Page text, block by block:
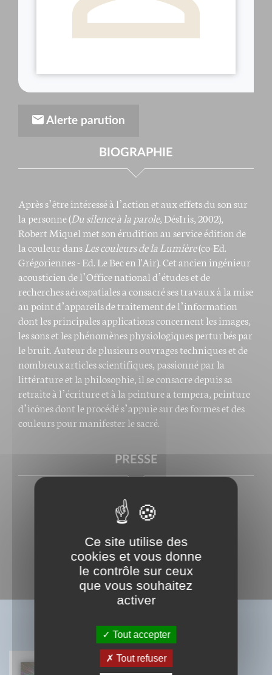
Alerte parution
BIOGRAPHIE
Après s’être intéressé à l’action et aux effets du son sur
la personne (Du silence à la parole, DésIris, 2002),
Robert Miquel met son érudition au service édition de
la couleur dans Les couleurs de la Lumière(co-Ed.
Grégoriennes - Ed. Le Bec en l'Air). Cet ancien ingénieur
acousticien de l’Office national d’études et de
recherches aérospatiales a consacré ses travaux à la mise
au point d’appareils de traitement de l’information
dont les principales applications concernent les images,
les sons et les phénomènes physiologiques perturbés par
le bruit. Auteur de plusieurs ouvrages techniques et de
nombreux articles scientifiques, passionné par la
littérature et la philosophie, il se consacre depuis sa
retraite à l’écriture et à la peinture a tempera, peinture
d’icônes dont le procédé s’appuie sur des formes et des
couleurs pour manifester le sacré.
PRESSE
BIBLIOGRAPHIE
Ce site utilise des
cookies et vous donne
le contrôle sur ceux
que vous souhaitez
activer
Tout accepter
Tout refuser